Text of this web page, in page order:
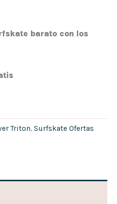
barato con los
Triton, Surfskate Ofertas